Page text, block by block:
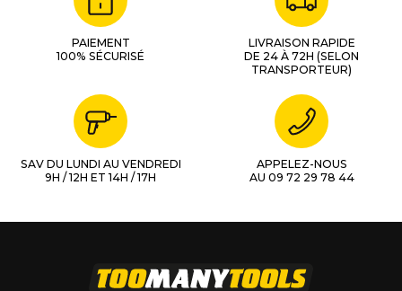
PAIEMENT
100% SÉCURISÉ
LIVRAISON RAPIDE
DE 24 À 72H (SELON
TRANSPORTEUR)
SAV DU LUNDI AU VENDREDI
9H / 12H ET 14H / 17H
APPELEZ-NOUS
AU 09 72 29 78 44